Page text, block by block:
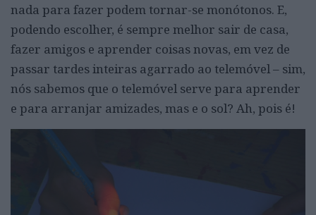
nada para fazer podem tornar-se monótonos. E,
podendo escolher, é sempre melhor sair de casa,
fazer amigos e aprender coisas novas, em vez de
passar tardes inteiras agarrado ao telemóvel – sim,
nós sabemos que o telemóvel serve para aprender
e para arranjar amizades, mas e o sol? Ah, pois é!